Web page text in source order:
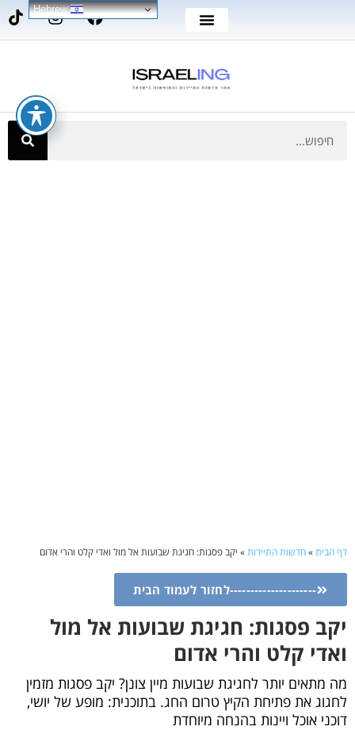
דף הבית»חדשות התיירות» יקב פסגות: חגיגת שבועות אל מול ואדי קלט והרי אדום
---------------------לחזור לעמוד הבית
יקב פסגות: חגיגת שבועות אל מול
ואדי קלט והרי אדום
מה מתאים יותר לחגיגת שבועות מיין צונן? יקב פסגות מזמין
לחגוג את פתיחת הקיץ טרום החג. בתוכנית: מופע של יושי,
דוכני אוכל ויינות בהנחה מיוחדת
Hebrew